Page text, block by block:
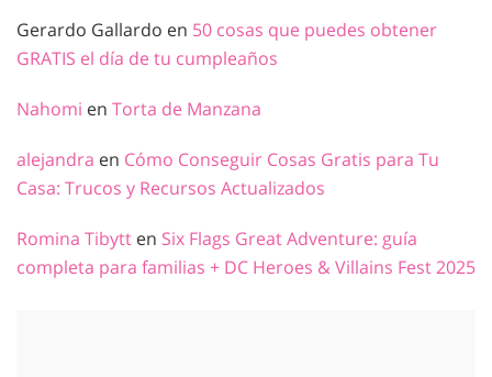
Gerardo Gallardo en 50 cosas que puedes obtener
GRATIS el día de tu cumpleaños
Nahomi en Torta de Manzana
alejandra en Cómo Conseguir Cosas Gratis para Tu
Casa: Trucos y Recursos Actualizados
Romina Tibytt en Six Flags Great Adventure: guía
completa para familias + DC Heroes & Villains Fest 2025